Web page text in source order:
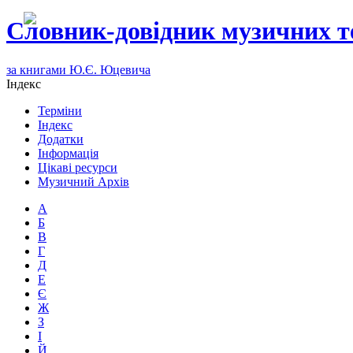
Словник-довідник музичних
за книгами Ю.Є. Юцевича
Індекс
Терміни
Індекс
Додатки
Інформація
Цікаві ресурси
Музичний Архів
А
Б
В
Г
Д
Е
Є
Ж
З
І
Й